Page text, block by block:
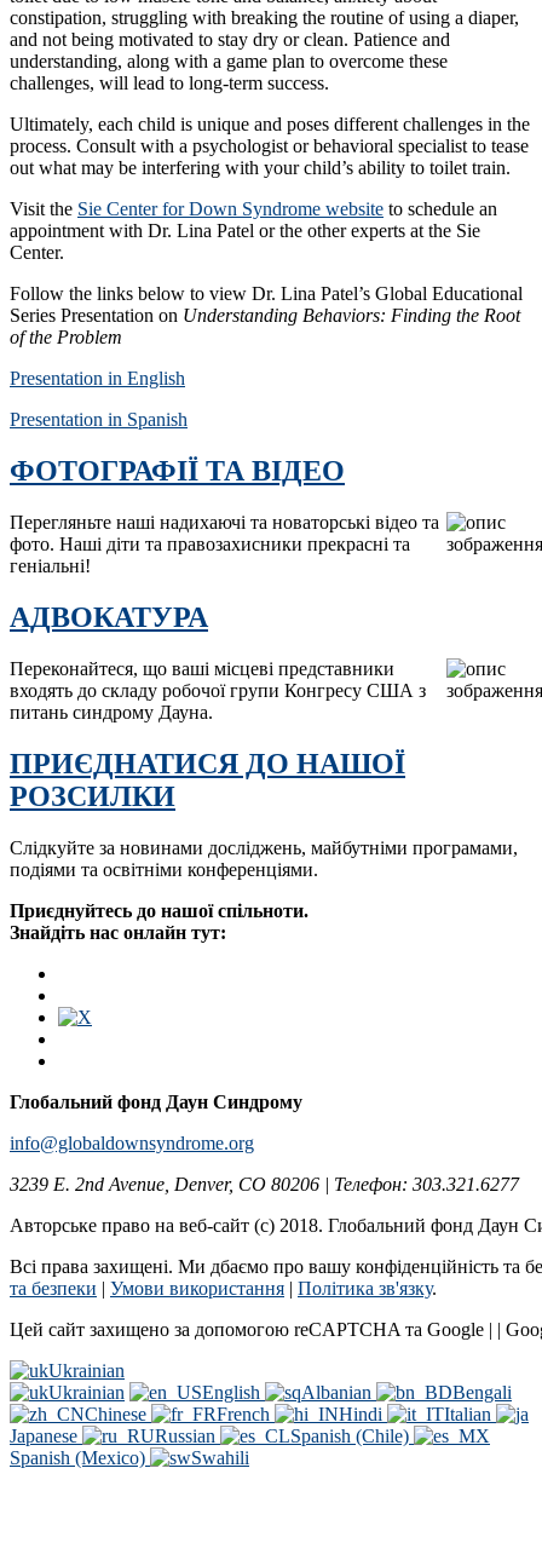
constipation, struggling with breaking the routine of using a diaper,
and not being motivated to stay dry or clean. Patience and
understanding, along with a game plan to overcome these
challenges, will lead to long-term success.
Ultimately, each child is unique and poses different challenges in the
process. Consult with a psychologist or behavioral specialist to tease
out what may be interfering with your child’s ability to toilet train.
Visit the Sie Center for Down Syndrome website to schedule an
appointment with Dr. Lina Patel or the other experts at the Sie
Center.
Follow the links below to view Dr. Lina Patel’s Global Educational
Series Presentation on Understanding Behaviors: Finding the Root
of the Problem
Presentation in English
Presentation in Spanish
ФОТОГРАФІЇ ТА ВІДЕО
Перегляньте наші надихаючі та новаторські відео та
фото. Наші діти та правозахисники прекрасні та
геніальні!
АДВОКАТУРА
Переконайтеся, що ваші місцеві представники
входять до складу робочої групи Конгресу США з
питань синдрому Дауна.
ПРИЄДНАТИСЯ ДО НАШОЇ
РОЗСИЛКИ
Слідкуйте за новинами досліджень, майбутніми програмами,
подіями та освітніми конференціями.
Приєднуйтесь до нашої спільноти.
Знайдіть нас онлайн тут:
Глобальний фонд Даун Синдрому
info@globaldownsyndrome.org
3239 E. 2nd Avenue, Denver, CO 80206 | Телефон: 303.321.6277
Авторське право на веб-сайт (c) 2018. Глобальний фонд Даун
Всі права захищені. Ми дбаємо про вашу конфіденційність та
та безпеки | Умови використання | Політика зв'язку.
Цей сайт захищено за допомогою reCAPTCHA та Google | |
Ukrainian
Ukrainian
English Albanian
Bengali
Chinese
French Hindi
Italian
Japanese
Russian
Spanish (Chile)
Spanish (Mexico)
Swahili